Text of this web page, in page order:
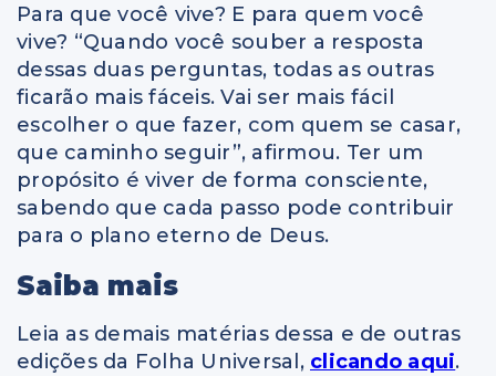
Para que você vive? E para quem você
vive? “Quando você souber a resposta
dessas duas perguntas, todas as outras
ficarão mais fáceis. Vai ser mais fácil
escolher o que fazer, com quem se casar,
que caminho seguir”, afirmou. Ter um
propósito é viver de forma consciente,
sabendo que cada passo pode contribuir
para o plano eterno de Deus.
Saiba mais
Leia as demais matérias dessa e de outras
edições da Folha Universal, clicando aqui.